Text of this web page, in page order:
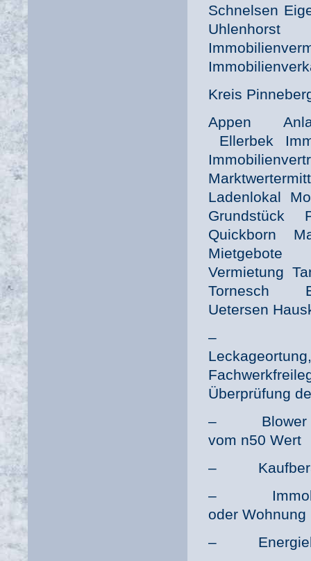
Schnelsen
Kreis
Appen
Ellerbek
Ladenlokal
Grundstück
Quickborn
Mietgebote
Vermietung
Tornesch
Uetersen
–
Überprüfung
– Blower
vom n50 Wert
–
–
oder Wohnung
–